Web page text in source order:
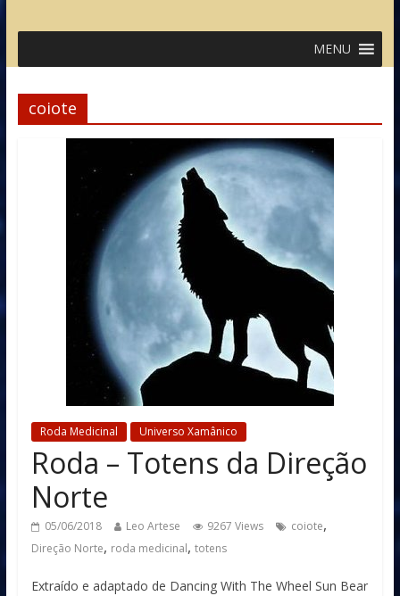
MENU
coiote
Roda Medicinal Universo Xamânico
Roda – Totens da Direção
Norte
05/06/2018 Leo Artese 9267 Views coiote,
Direção Norte, roda medicinal, totens
Extraído e adaptado de Dancing With The Wheel Sun Bear